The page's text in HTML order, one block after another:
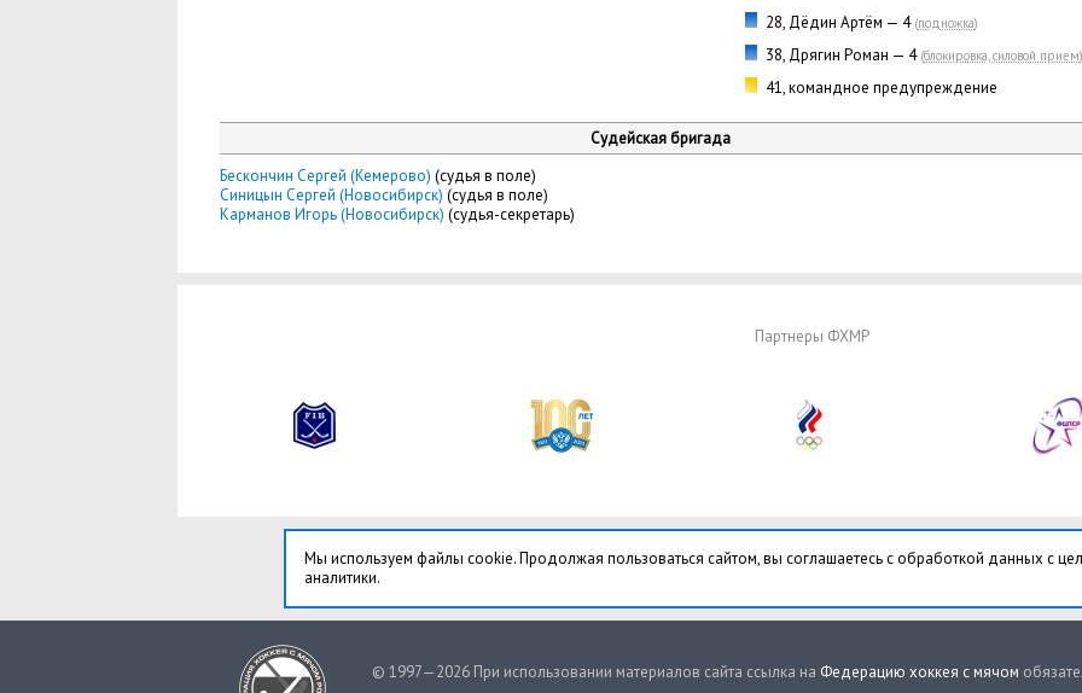
28, Дёдин Артём — 4 (подножка)
38, Дрягин Роман — 4 (блокировка, силовой прием)
41, командное предупреждение
Судейская бригада
Бескончин Сергей (Кемерово) (судья в поле)
Синицын Сергей (Новосибирск) (судья в поле)
Карманов Игорь (Новосибирск) (судья-секретарь)
Партнеры ФХМР
Мы используем файлы cookie. Продолжая пользоваться сайтом, вы соглашаетесь с обработкой данных с
аналитики.
© 1997—2026 При использовании материалов сайта ссылка на Федерацию хоккея с мячом